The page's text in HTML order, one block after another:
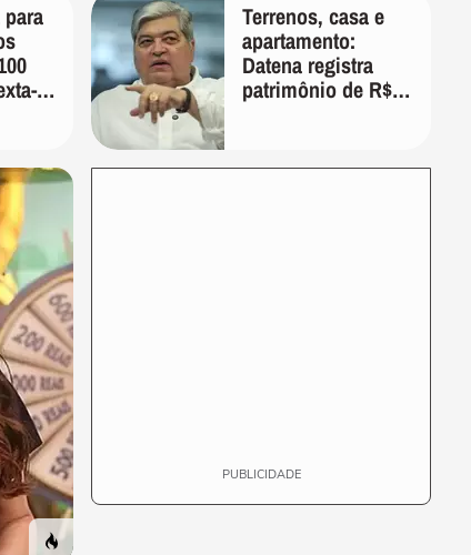
Terrenos, casa e
apartamento:
Datena registra
patrimônio de R$
deputado federal
PUBLICIDADE